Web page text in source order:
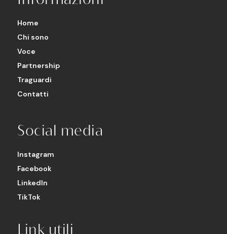
Home
Chi sono
Voce
Partnership
Traguardi
Contatti
Social media
Instagram
Facebook
LinkedIn
TikTok
Link utili